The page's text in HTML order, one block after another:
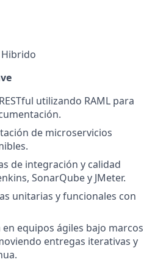
Hibrido
utilizando RAML para
de microservicios
de integración y calidad
SonarQube y JMeter.
unitarias y funcionales con
equipos ágiles bajo marcos
entregas iterativas y